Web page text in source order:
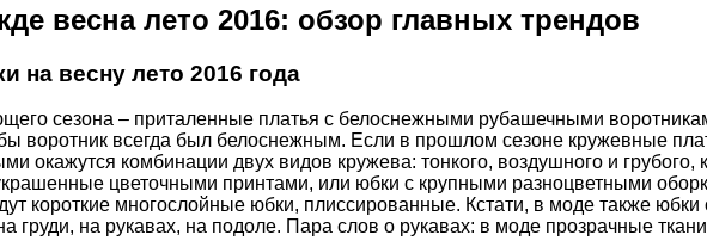
весна лето 2016: обзор главных трендов
на весну лето 2016 года
сезона – приталенные платья с белоснежными рубашечными
воротник всегда был белоснежным. Если в прошлом сезоне кружевные
окажутся комбинации двух видов кружева: тонкого, воздушного и
цветочными принтами, или юбки с крупными разноцветными
короткие многослойные юбки, плиссированные. Кстати, в моде также
груди, на рукавах, на подоле. Пара слов о рукавах: в моде прозрачные